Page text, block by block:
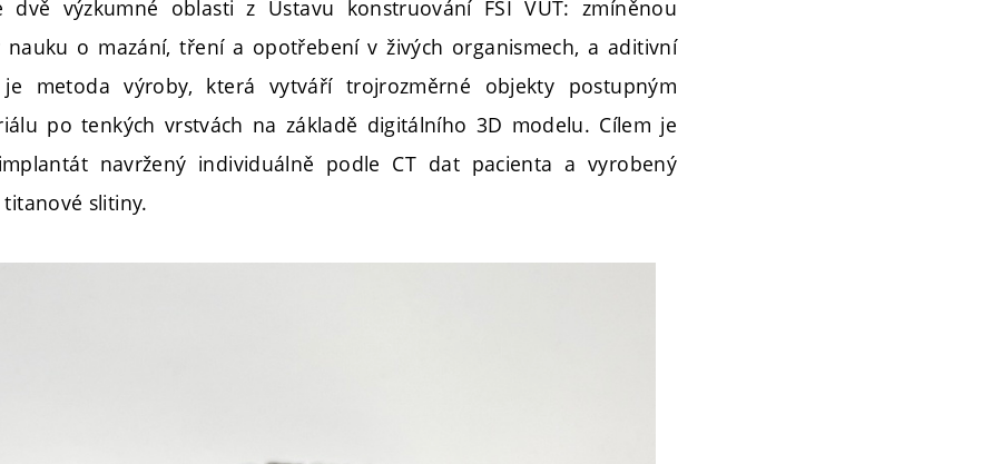
dvě výzkumné oblasti z Ústavu konstruování FSI VUT: zmíněnou
o mazání, tření a opotřebení v živých organismech, a aditivní
je metoda výroby, která vytváří trojrozměrné objekty postupným
po tenkých vrstvách na základě digitálního 3D modelu. Cílem je
navržený individuálně podle CT dat pacienta a vyrobený
slitiny.